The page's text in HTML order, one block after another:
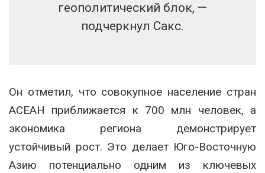
геополитический блок, —
подчеркнул Сакс.
Он отметил, что совокупное население стран
АСЕАН приближается к 700 млн человек, а
экономика региона демонстрирует
устойчивый рост. Это делает Юго-Восточную
Азию потенциально одним из ключевых